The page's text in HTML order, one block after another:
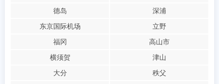
德岛
深浦
东京国际机场
立野
福冈
高山市
横须贺
津山
大分
秩父